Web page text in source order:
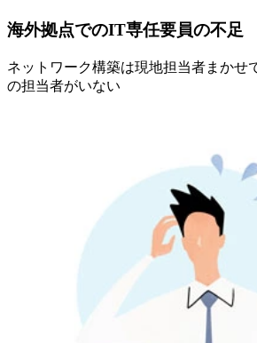
海外拠点でのIT専任要員の不足
ネットワーク構築は現地担当者まかせ
の担当者がいない